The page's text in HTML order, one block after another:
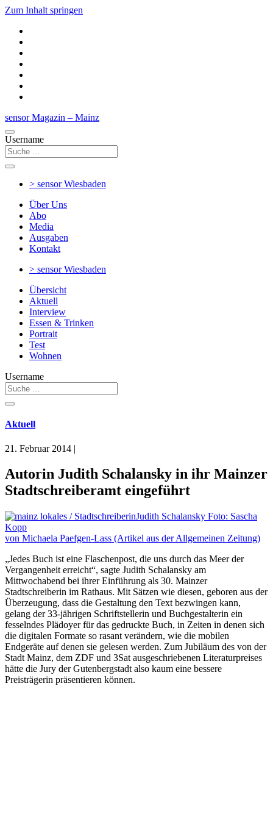
Zum Inhalt springen
sensor Magazin – Mainz
Username
> sensorWiesbaden
Über Uns
Abo
Media
Ausgaben
Kontakt
> sensorWiesbaden
Übersicht
Aktuell
Interview
Essen & Trinken
Portrait
Test
Wohnen
Username
Aktuell
21. Februar 2014 |
Autorin Judith Schalansky in ihr Mainzer
Stadtschreiberamt eingeführt
von Michaela Paefgen-Lass (Artikel aus der Allgemeinen Zeitung)
„Jedes Buch ist eine Flaschenpost, die uns durch das Meer der
Vergangenheit erreicht“, sagte Judith Schalansky am
Mittwochabend bei ihrer Einführung als 30. Mainzer
Stadtschreiberin im Rathaus. Mit Sätzen wie diesen, geboren aus der
Überzeugung, dass die Gestaltung den Text bezwingen kann,
gelang der 33-jährigen Schriftstellerin und Buchgestalterin ein
fesselndes Plädoyer für das gedruckte Buch, in Zeiten in denen sich
die digitalen Formate so rasant verändern, wie die mobilen
Endgeräte auf denen sie gelesen werden. Zum Jubiläum des von der
Stadt Mainz, dem ZDF und 3Sat ausgeschriebenen Literaturpreises
hätte die Jury der Gutenbergstadt also kaum eine bessere
Preisträgerin präsentieren können.